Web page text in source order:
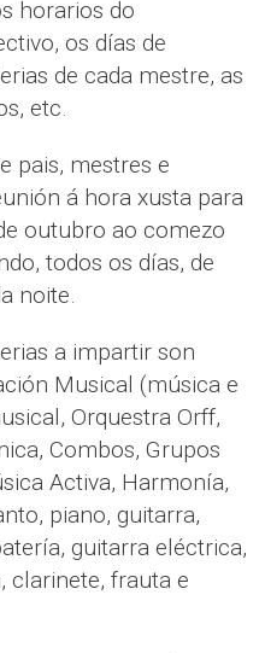
horarios do
os días de
de cada mestre, as
etc.
pais, mestres e
á hora xusta para
outubro ao comezo
todos os días, de
noite.
a impartir son
Musical (música e
Orquestra Orff,
Combos, Grupos
Activa, Harmonía,
piano, guitarra,
guitarra eléctrica,
clarinete, frauta e